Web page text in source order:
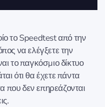
το Speedtest από την
να ελέγξετε την
το παγκόσμιο δίκτυο
ότι θα έχετε πάντα
που δεν επηρεάζονται